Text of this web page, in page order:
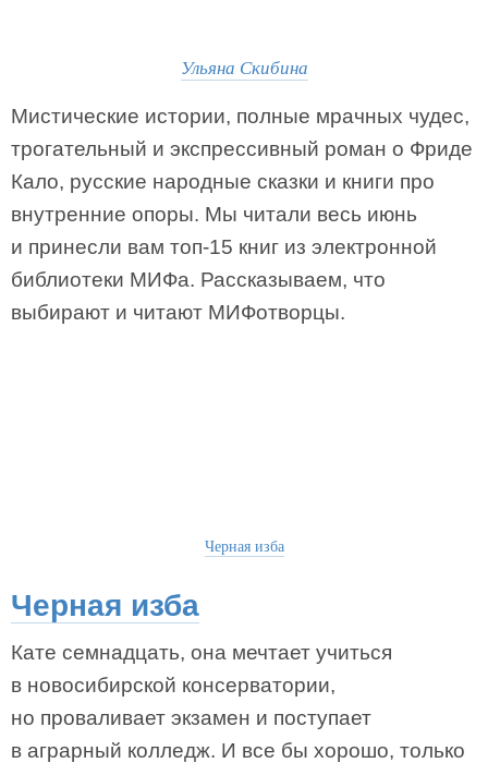
Ульяна Скибина
Мистические истории, полные мрачных чудес,
трогательный и экспрессивный роман о Фриде
Кало, русские народные сказки и книги про
внутренние опоры. Мы читали весь июнь
и принесли вам топ-15 книг из электронной
библиотеки МИФа. Рассказываем, что
выбирают и читают МИФотворцы.
Черная изба
Черная изба
Кате семнадцать, она мечтает учиться
в новосибирской консерватории,
но проваливает экзамен и поступает
в аграрный колледж. И все бы хорошо, только